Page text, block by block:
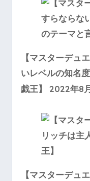
【マスターデュ
いレベルの知名
戯王】 2022年8
【マスターデュ